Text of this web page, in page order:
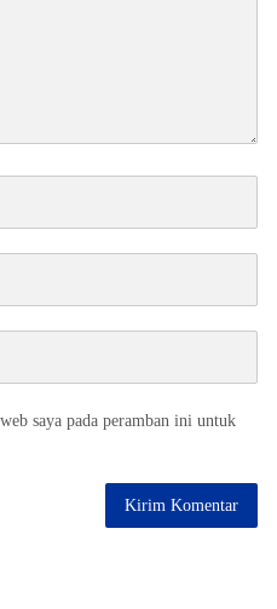
saya pada peramban ini untuk